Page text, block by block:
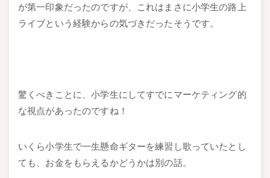
が第一印象だったのですが、これはまさに小学生の路上
ライブという経験からの気づきだったそうです。
驚くべきことに、小学生にしてすでにマーケティング的
な視点があったのですね！
いくら小学生で一生懸命ギターを練習し歌っていたとし
ても、お金をもらえるかどうかは別の話。